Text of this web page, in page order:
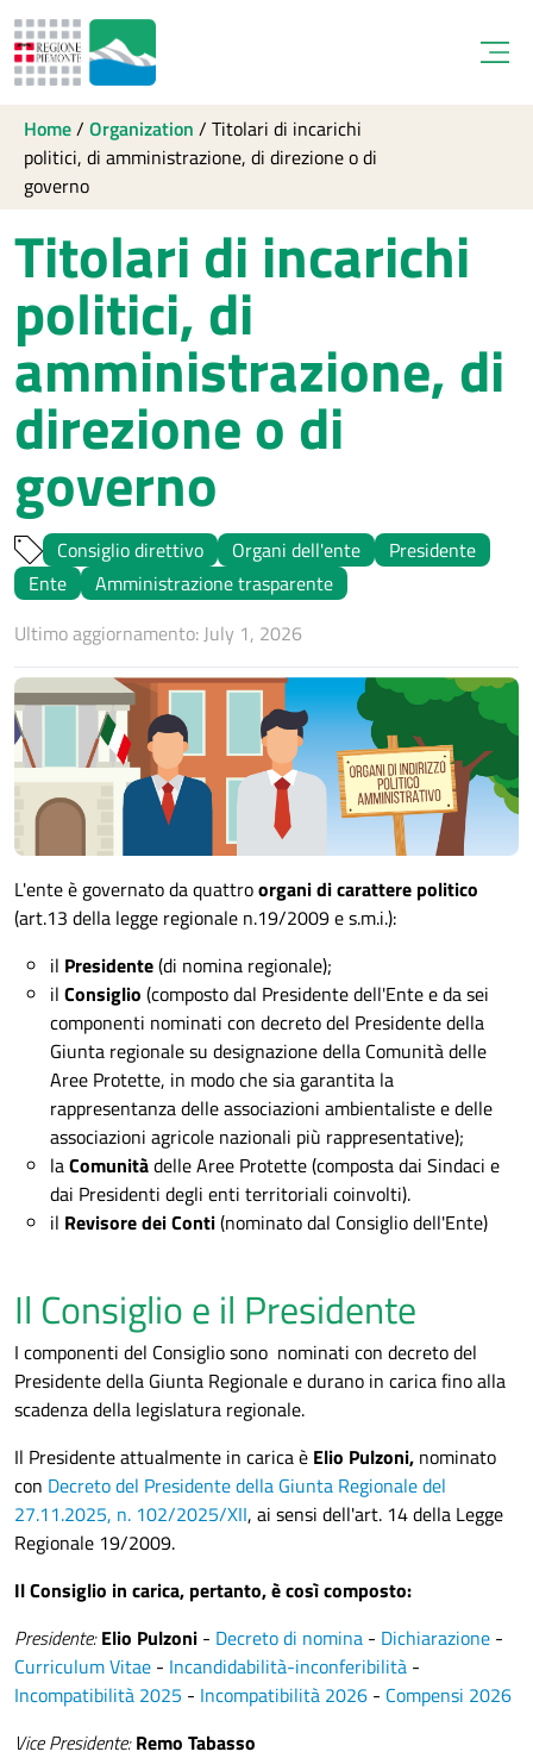
Home/ Organization / Titolari di incarichi
politici, di amministrazione, di direzione o di
governo
Titolari di incarichi
politici, di
amministrazione, di
direzione o di
governo
Consiglio direttivo Organi dell'ente
Presidente
Ente
Amministrazione trasparente
Ultimo aggiornamento: July 1, 2026
L'ente è governato da quattroorgani di carattere politico
(art.13 della legge regionale n.19/2009 e s.m.i.):
il Presidente(di nomina regionale);
il Consiglio (composto dal Presidente dell'Ente e da sei
componenti nominati con decreto del Presidente della
Giunta regionale su designazione della Comunità delle
Aree Protette, in modo che sia garantita la
rappresentanza delle associazioni ambientaliste e delle
associazioni agricole nazionali più rappresentative);
laComunitàdelle Aree Protette (composta dai Sindaci e
dai Presidenti degli enti territoriali coinvolti).
il Revisore dei Conti(nominato dal Consiglio dell'Ente)
Il Consiglio e il Presidente
I componenti del Consiglio sono nominati con decreto del
Presidente della Giunta Regionale e durano in carica fino alla
scadenza della legislatura regionale.
Il Presidente attualmente in carica è Elio Pulzoni, nominato
con Decreto del Presidente della Giunta Regionale del
27.11.2025, n. 102/2025/XII, ai sensi dell'art. 14 della Legge
Regionale 19/2009.
Il Consiglio in carica, pertanto, è così composto:
Presidente:Elio Pulzoni - Decreto di nomina - Dichiarazione -
Curriculum Vitae - Incandidabilità-inconferibilità -
Incompatibilità 2025 - Incompatibilità 2026 - Compensi 2026
Vice Presidente:Remo Tabasso